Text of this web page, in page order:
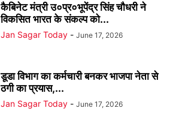
कैबिनेट मंत्री उ०प्र०भूपेंद्र सिंह चौधरी ने
विकसित भारत के संकल्प को...
Jan Sagar Today - June 17, 2026
डूडा विभाग का कर्मचारी बनकर भाजपा नेता से
ठगी का प्रयास,...
Jan Sagar Today - June 17, 2026